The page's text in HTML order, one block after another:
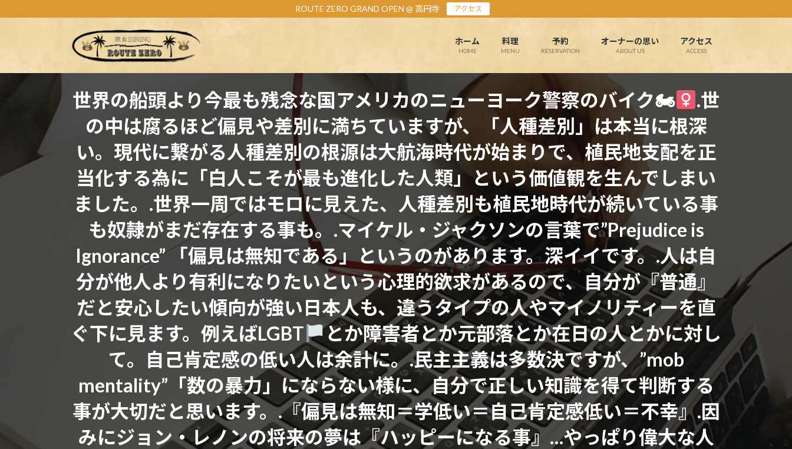
ン
ビ
ROUTE ZERO GRAND OPEN @ 高円寺 アクセス
ホーム
HOME
料理
MENU
予約
RESERVATION
オーナーの思い
ABOUT US
アクセス
ACCESS
世界の船頭より今最も残念な国アメリカのニューヨーク警察のバイク🏍‍
.世
の中は腐るほど偏見や差別に満ちていますが、「人種差別」は本当に根深
い。現代に繋がる人種差別の根源は大航海時代が始まりで、植民地支配を正
当化する為に「白人こそが最も進化した人類」という価値観を生んでしまい
ました。.世界一周ではモロに見えた、人種差別も植民地時代が続いている事
も奴隷がまだ存在する事も。.マイケル・ジャクソンの言葉で”Prejudice is
Ignorance” 「偏見は無知である」というのがあります。深イイです。.人は自
分が他人より有利になりたいという心理的欲求があるので、自分が『普通』
だと安心したい傾向が強い日本人も、違うタイプの人やマイノリティーを直
ぐ下に見ます。例えばLGBT
‍とか障害者とか元部落とか在日の人とかに対し
て。自己肯定感の低い人は余計に。.民主主義は多数決ですが、”mob
mentality”「数の暴力」にならない様に、自分で正しい知識を得て判断する
事が大切だと思います。.『偏見は無知＝学低い＝自己肯定感低い＝不幸』.因
みにジョン・レノンの将来の夢は『ハッピーになる事』…やっぱり偉大な人